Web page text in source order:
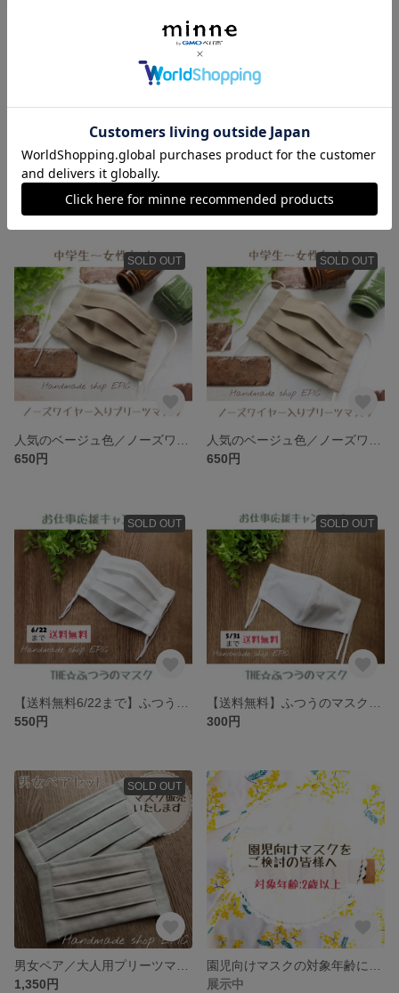
700円
SOLD OUT
650円
SOLD OUT
650円
SOLD OUT
550円
SOLD OUT
300円
SOLD OUT
1,350円
展示中